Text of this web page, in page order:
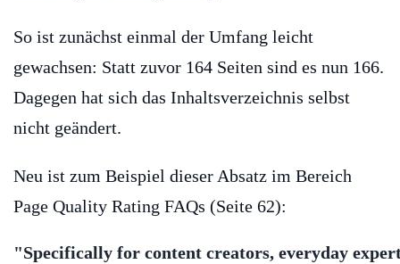
So ist zunächst einmal der Umfang leicht
gewachsen: Statt zuvor 164 Seiten sind es nun 166.
Dagegen hat sich das Inhaltsverzeichnis selbst
nicht geändert.
Neu ist zum Beispiel dieser Absatz im Bereich
Page Quality Rating FAQs (Seite 62):
"Specifically for content creators, everyday